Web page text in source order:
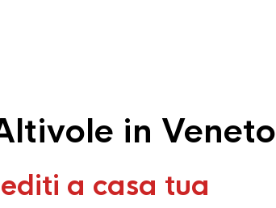
in Veneto
a casa tua